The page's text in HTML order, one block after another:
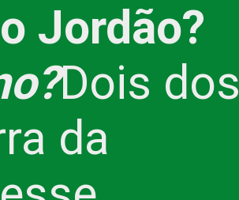
Jordão?
Dois dos
da